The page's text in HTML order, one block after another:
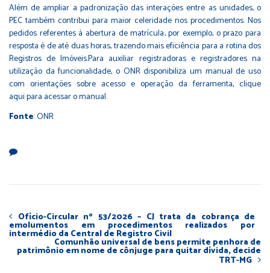
Além de ampliar a padronização das interações entre as unidades, o
PEC também contribui para maior celeridade nos procedimentos. Nos
pedidos referentes à abertura de matrícula, por exemplo, o prazo para
resposta é de até duas horas, trazendo mais eficiência para a rotina dos
Registros de Imóveis.Para auxiliar registradoras e registradores na
utilização da funcionalidade, o ONR disponibiliza um manual de uso
com orientações sobre acesso e operação da ferramenta, clique
aquipara acessar o manual.
Fonte: ONR
Ofício-Circular nº 53/2026 – CJ trata da cobrança de
emolumentos em procedimentos realizados por
intermédio da Central de Registro Civil
Comunhão universal de bens permite penhora de
patrimônio em nome de cônjuge para quitar dívida, decide
TRT-MG